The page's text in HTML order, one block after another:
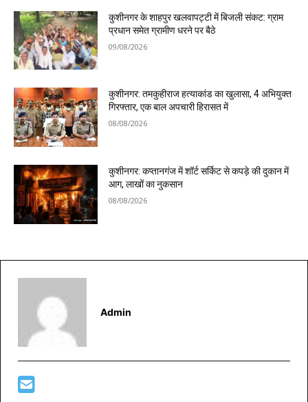
कुशीनगर के शाहपुर खलवापट्टी में बिजली संकट: ग्राम
प्रधान समेत ग्रामीण धरने पर बैठे
09/08/2026
कुशीनगर: तमकुहीराज हत्याकांड का खुलासा, 4 अभियुक्त
गिरफ्तार, एक बाल अपचारी हिरासत में
08/08/2026
कुशीनगर: कप्तानगंज में शॉर्ट सर्किट से कपड़े की दुकान में
आग, लाखों का नुकसान
08/08/2026
Admin